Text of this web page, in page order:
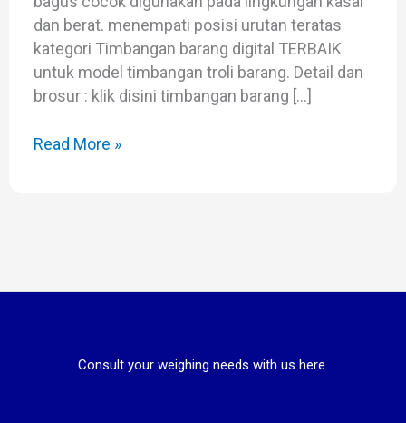
dan berat. menempati posisi urutan teratas
kategori Timbangan barang digital TERBAIK
untuk model timbangan troli barang. Detail dan
brosur : klik disini timbangan barang […]
Read More »
Consult your weighing needs with us here.